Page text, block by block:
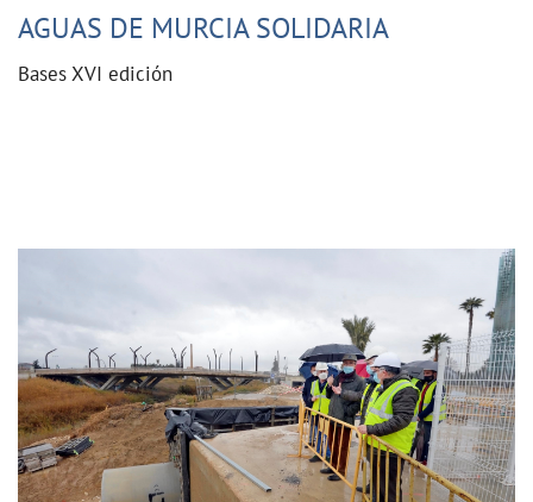
AGUAS DE MURCIA SOLIDARIA
Bases XVI edición